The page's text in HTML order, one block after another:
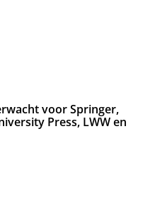
voor Springer,
Press, LWW en